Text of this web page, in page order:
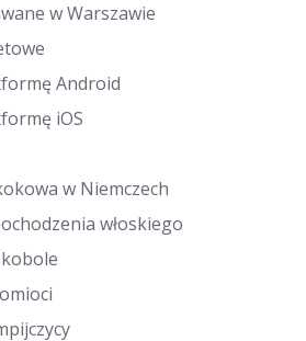
w Warszawie
Android
iOS
w Niemczech
włoskiego